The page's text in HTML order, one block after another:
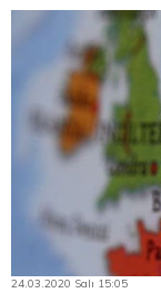
24.03.2020 Salı 15:05